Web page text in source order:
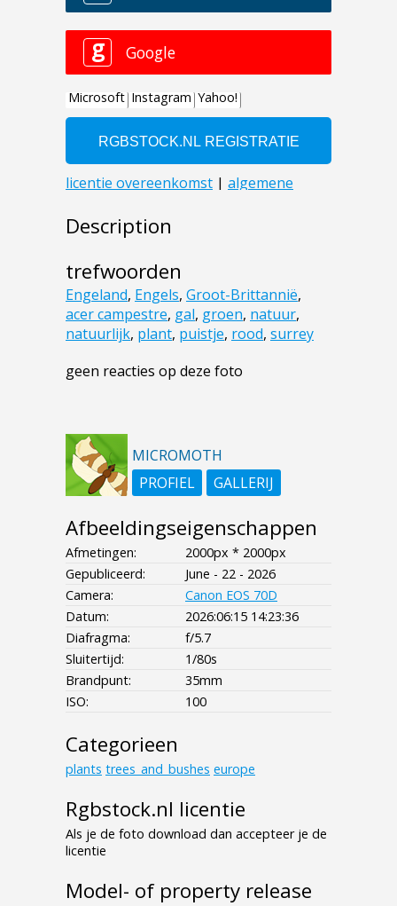
Description
trefwoorden
Engeland, Engels, Groot-Brittannië,
acer campestre, gal, groen, natuur,
natuurlijk, plant, puistje, rood, surrey
geen reacties op deze foto
MICROMOTH
PROFIEL
GALLERIJ
Afbeeldingseigenschappen
Afmetingen:
2000px * 2000px
Gepubliceerd:
June - 22 - 2026
Camera:
Canon EOS 70D
Datum:
2026:06:15 14:23:36
Diafragma:
f/5.7
Sluitertijd:
1/80s
Brandpunt:
35mm
ISO:
100
Categorieen
plants trees_and_bushes europe
Rgbstock.nl licentie
Als je de foto download dan accepteer je de
licentie
Model- of property release